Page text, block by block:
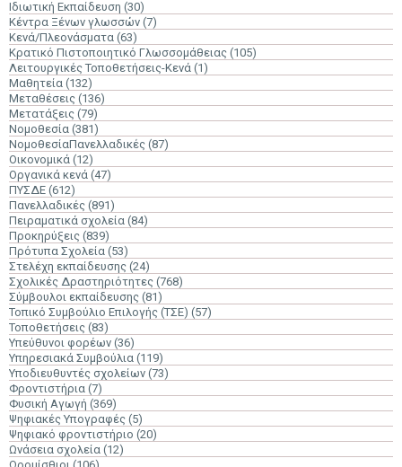
Ιδιωτική Εκπαίδευση (30)
Κέντρα Ξένων γλωσσών (7)
Κενά/Πλεονάσματα (63)
Κρατικό Πιστοποιητικό Γλωσσομάθειας (105)
Λειτουργικές Τοποθετήσεις-Κενά (1)
Μαθητεία (132)
Μεταθέσεις (136)
Μετατάξεις (79)
Νομοθεσία (381)
ΝομοθεσίαΠανελλαδικές (87)
Οικονομικά (12)
Οργανικά κενά (47)
ΠΥΣΔΕ (612)
Πανελλαδικές (891)
Πειραματικά σχολεία (84)
Προκηρύξεις (839)
Πρότυπα Σχολεία (53)
Στελέχη εκπαίδευσης (24)
Σχολικές Δραστηριότητες (768)
Σύμβουλοι εκπαίδευσης (81)
Τοπικό Συμβούλιο Επιλογής (ΤΣΕ) (57)
Τοποθετήσεις (83)
Υπεύθυνοι φορέων (36)
Υπηρεσιακά Συμβούλια (119)
Υποδιευθυντές σχολείων (73)
Φροντιστήρια (7)
Φυσική Αγωγή (369)
Ψηφιακές Υπογραφές (5)
Ψηφιακό φροντιστήριο (20)
Ωνάσεια σχολεία (12)